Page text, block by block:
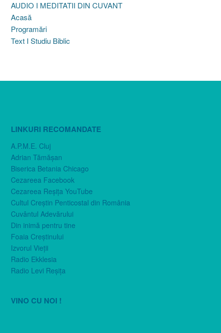
AUDIO I MEDITATII DIN CUVANT
Acasă
Programări
Text I Studiu Biblic
LINKURI RECOMANDATE
A.P.M.E. Cluj
Adrian Tămăşan
Biserica Betania Chicago
Cezareea Facebook
Cezareea Reşiţa YouTube
Cultul Creştin Penticostal din România
Cuvântul Adevărului
Din inimă pentru tine
Foaia Creştinului
Izvorul Vieţii
Radio Ekklesia
Radio Levi Reşiţa
VINO CU NOI !